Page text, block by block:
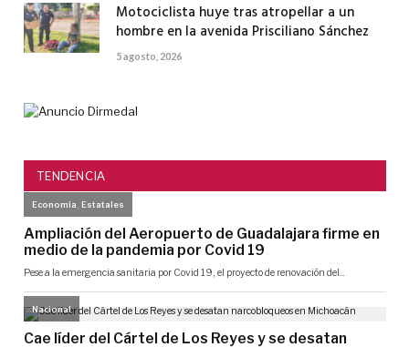
Motociclista huye tras atropellar a un
hombre en la avenida Prisciliano Sánchez
5 agosto, 2026
TENDENCIA